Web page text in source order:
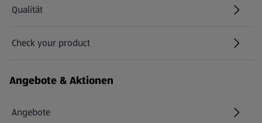
Qualität
Check your product
(öffnet in einem neuen Tab)
Angebote & Aktionen
Angebote